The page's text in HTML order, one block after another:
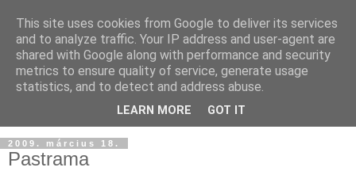
2009. március 18.
Pastrama
This site uses cookies from Google to deliver its services
and to analyze traffic. Your IP address and user-agent are
shared with Google along with performance and security
metrics to ensure quality of service, generate usage
statistics, and to detect and address abuse.
LEARN MORE GOT IT